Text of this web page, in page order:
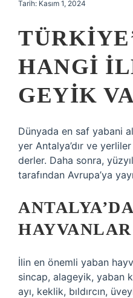
Tarih: Kasım 1, 2024
HANGI
GEYIK
Dünyada en saf yabani
yer Antalya’dır ve
derler. Daha sonra,
tarafından Avrupa’ya
HAYVANLAR
İlin en önemli yaban
sincap, alageyik, yaban
ayı, keklik, bıldırcın,